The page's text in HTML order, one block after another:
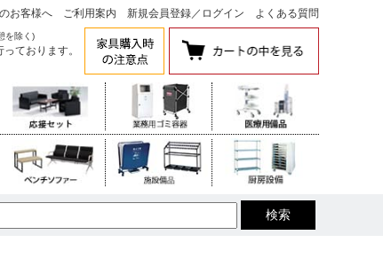
お客様へ ご利用案内 新規会員登録／ ログイン よくある質問
を除く)
ております。